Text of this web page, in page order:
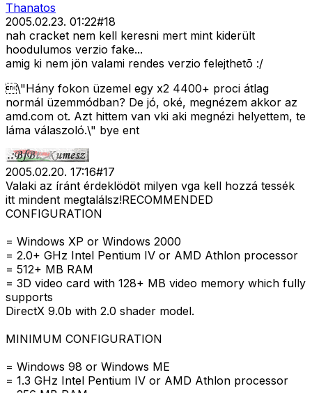
Thanatos
2005.02.23. 01:22#18
nah cracket nem kell keresni mert mint kiderült
hoodulumos verzio fake...
amig ki nem jön valami rendes verzio felejthetõ :/
\"Hány fokon üzemel egy x2 4400+ proci átlag
normál üzemmódban? De jó, oké, megnézem akkor az
amd.com ot. Azt hittem van vki aki megnézi helyettem, te
láma válaszoló.\" bye ent
2005.02.20. 17:16#17
Valaki az íránt érdeklödöt milyen vga kell hozzá tessék
itt mindent megtalálsz!RECOMMENDED
CONFIGURATION
= Windows XP or Windows 2000
= 2.0+ GHz Intel Pentium IV or AMD Athlon processor
= 512+ MB RAM
= 3D video card with 128+ MB video memory which fully
supports
DirectX 9.0b with 2.0 shader model.
MINIMUM CONFIGURATION
= Windows 98 or Windows ME
= 1.3 GHz Intel Pentium IV or AMD Athlon processor